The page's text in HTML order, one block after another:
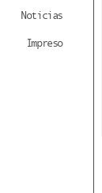
Noticias
Impreso